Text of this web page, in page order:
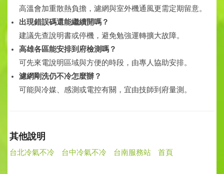
高溫會加重散熱負擔，濾網與室外機通風更需定期留意。
出現錯誤碼還能繼續開嗎？
建議先查說明書或停機，避免勉強運轉擴大故障。
高雄各區能安排到府檢測嗎？
可先來電說明區域與方便的時段，由專人協助安排。
濾網剛洗仍不冷怎麼辦？
可能與冷媒、感測或電控有關，宜由技師到府量測。
其他說明
台北冷氣不冷 台中冷氣不冷 台南服務站 首頁